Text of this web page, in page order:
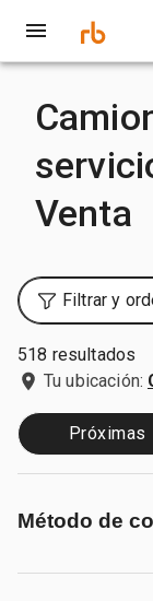
Venta
Filtrar y
518 resultados
Tu ubicación:
Próximas
Método de